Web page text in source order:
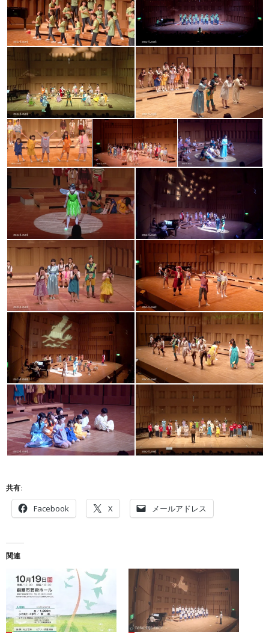
共有:
Facebook X メールアドレス
関連